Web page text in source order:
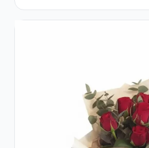
și Ferrero Rocher Premium